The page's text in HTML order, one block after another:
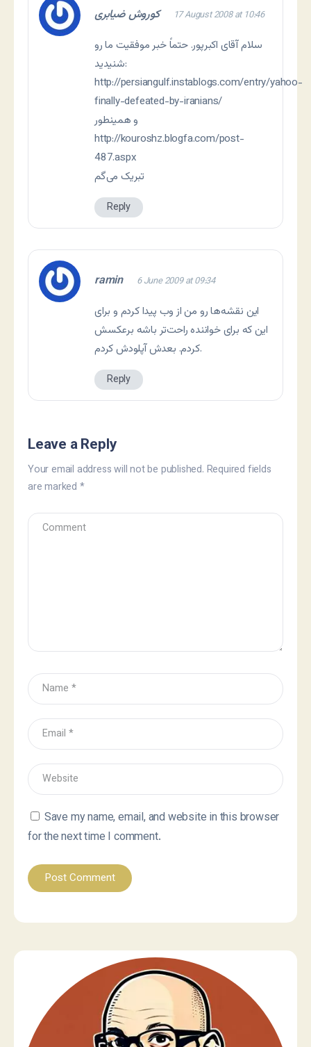
کوروش ضیابری 17 August 2008 at 10:46
سلام آقای اکبرپور. حتماً خبر موفقیت ما رو
شنیدید:
http://persiangulf.instablogs.com/entry/yahoo-
finally-defeated-by-iranians/
و همینطور
http://kouroshz.blogfa.com/post-
487.aspx
تبریک می‌گم
Reply
ramin 6 June 2009 at 09:34
این نقشه‌‌ها رو من از وب پیدا کردم و برای
این که برای خواننده راحت‌تر باشه برعکسش
کردم. بعدش آپلودش کردم.
Reply
Leave a Reply
Your email address will not be published. Required fields
are marked *
Save my name, email, and website in this browser
for the next time I comment.